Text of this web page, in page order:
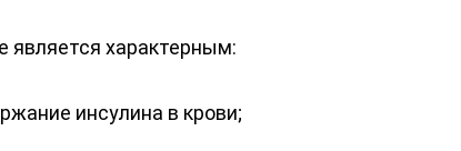
характерным:
инсулина в крови;